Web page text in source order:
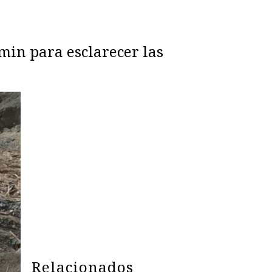
para esclarecer las
Relacionados